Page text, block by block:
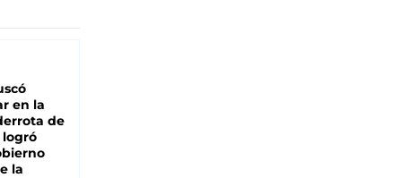
en la
de
logró
la